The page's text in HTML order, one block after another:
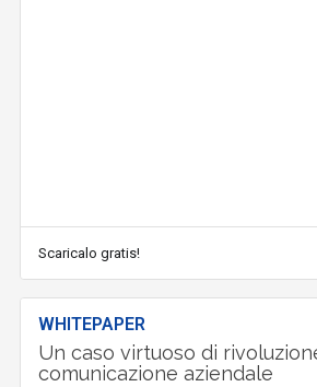
Scaricalo gratis!
WHITEPAPER
Un caso virtuoso di
comunicazione aziendale